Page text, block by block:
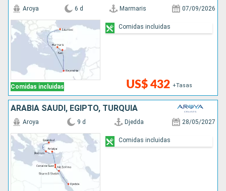
Comidas incluidas
Aroya 6 d Marmaris 07/09/2026
US$ 432 +Tasas
Comidas incluidas
ARABIA SAUDÍ, EGIPTO, TURQUÍA
Aroya 9 d Djedda 28/05/2027
Comidas incluidas